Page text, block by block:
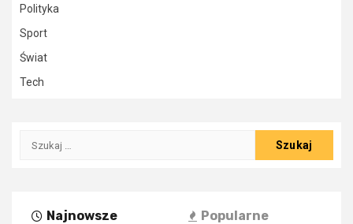
Polityka
Sport
Świat
Tech
Szukaj:
Najnowsze Popularne